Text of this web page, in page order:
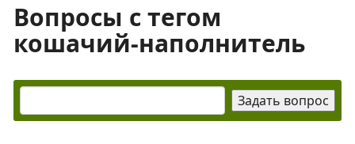
Вопросы с тегом
кошачий-наполнитель